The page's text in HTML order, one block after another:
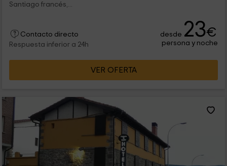
Santiago francés,...
Contacto directo
Respuesta inferior a 24h
desde 23€
persona y noche
VER OFERTA